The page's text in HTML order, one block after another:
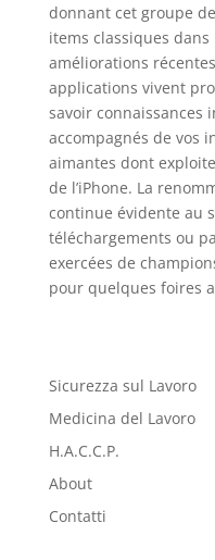
donnant cet groupe
items classiques
améliorations
applications vivent
savoir connaissances
accompagnés de vos
aimantes dont
de l’iPhone. La
continue évidente au
téléchargements ou
exercées de
pour quelques foires
Sicurezza sul Lavoro
Medicina del Lavoro
H.A.C.C.P.
About
Contatti